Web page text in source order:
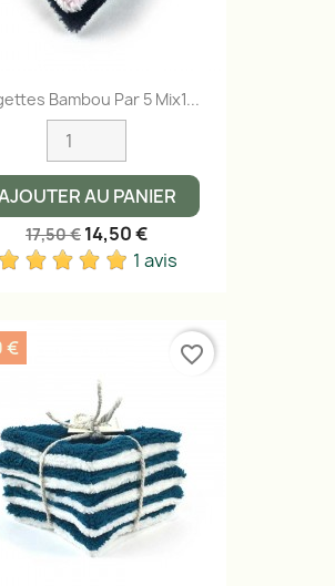
Bambou Par 5 Mix1...
AU PANIER
17,50 € 14,50 €
1 avis
€ favorite_border